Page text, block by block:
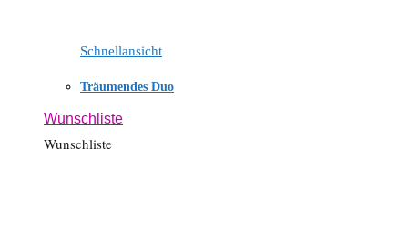
Schnellansicht
Träumendes Duo
Wunschliste
Wunschliste